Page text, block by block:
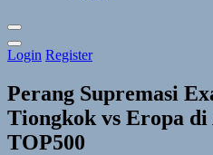
Toggle
Theme
Login Register
Perang Supremasi
Tiongkok vs Eropa di
TOP500